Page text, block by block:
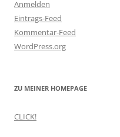
Anmelden
Eintrags-Feed
Kommentar-Feed
WordPress.org
ZU MEINER HOMEPAGE
CLICK!